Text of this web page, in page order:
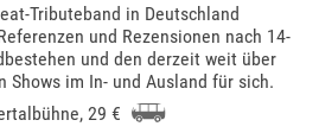
Tributeband in Deutschland
und Rezensionen nach 14-
und den derzeit weit über
Shows im In- und Ausland für sich.
, 29 €